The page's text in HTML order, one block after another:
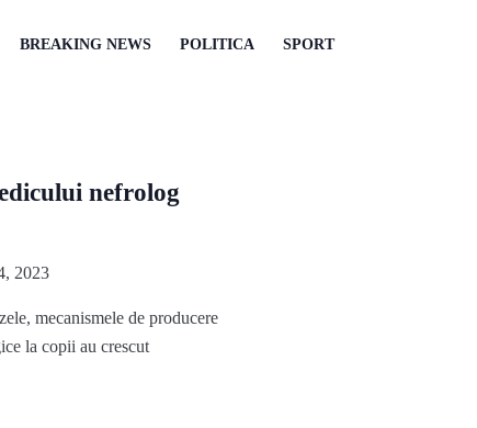
BREAKING NEWS POLITICA SPORT
nefrolog
2023
mecanismele de producere
la copii au crescut